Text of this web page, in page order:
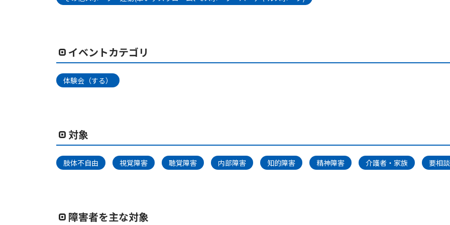
イベントカテゴリ
体験会（する）
対象
肢体不自由 視覚障害 聴覚障害 内部障害 知的障害 精神障害 介護者・家族 要相談
障害者を主な対象